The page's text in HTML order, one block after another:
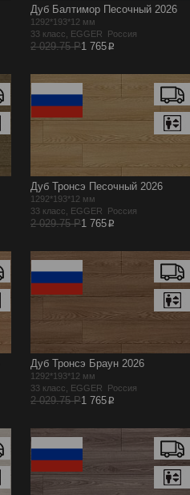
Дуб Балтимор Песочный 2026
1292*193*12 мм
33 класс, EGGER Россия
2 029.75 Р1 765p
Дуб Тронсэ Песочный 2026
1292*193*12 мм
33 класс, EGGER Россия
2 029.75 Р1 765p
Дуб Тронсэ Браун 2026
1292*193*12 мм
33 класс, EGGER Россия
2 029.75 Р1 765p